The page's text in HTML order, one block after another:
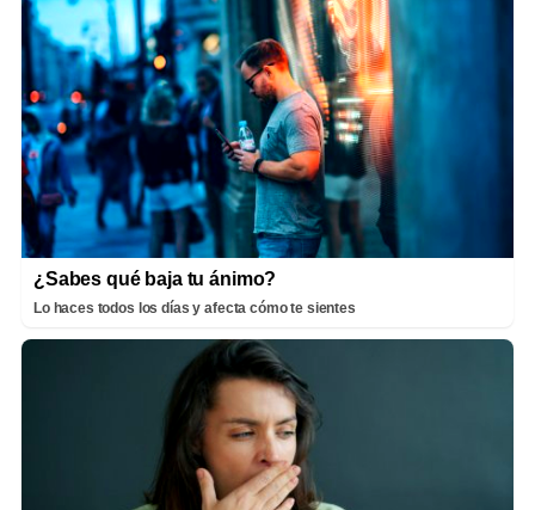
¿Sabes qué baja tu ánimo?
Lo haces todos los días y afecta cómo te sientes